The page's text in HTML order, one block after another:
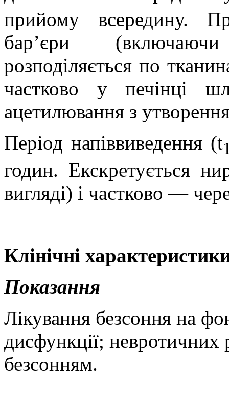
прийому всередину.
бар’єри
розподіляється по
частково у печінці
ацетилювання з
Період напіввиведення (t
годин. Екскретується
вигляді) і частково —
Клінічні
Показання
Лікування безсоння на
дисфункції;
безсонням.